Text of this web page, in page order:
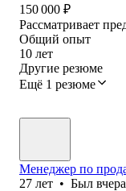
150 000 ₽
Рассматривает
Общий опыт
10 лет
Другие резюме
Ещё 1 резюме
Менеджер по
27 лет • Был вчера